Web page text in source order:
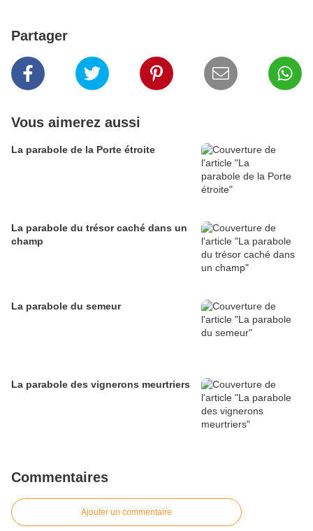
Partager
Vous aimerez aussi
La parabole de la Porte étroite
La parabole du trésor caché dans un
champ
La parabole du semeur
La parabole des vignerons meurtriers
Commentaires
Ajouter un commentaire